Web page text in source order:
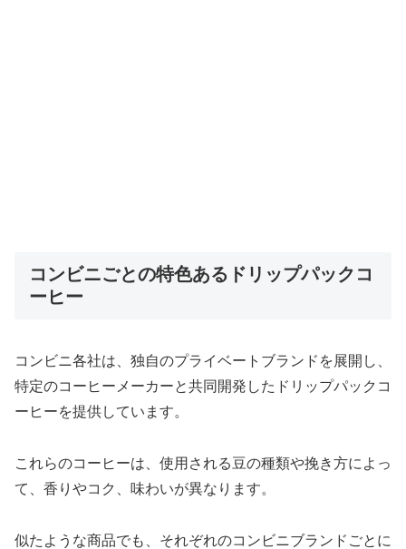
コンビニごとの特色あるドリップパックコ
ーヒー
コンビニ各社は、独自のプライベートブランドを展開し、
特定のコーヒーメーカーと共同開発したドリップパックコ
ーヒーを提供しています。
これらのコーヒーは、使用される豆の種類や挽き方によっ
て、香りやコク、味わいが異なります。
似たような商品でも、それぞれのコンビニブランドごとに